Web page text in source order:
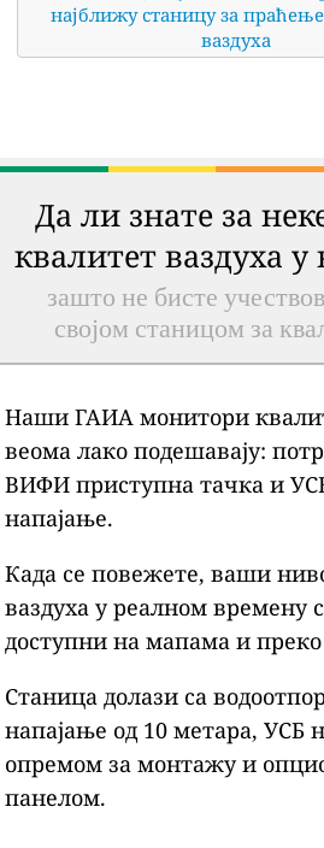
најближу станицу за
ваздуха
Да ли знате за
квалитет ваздуха
зашто не бисте
својом станицом за
Наши ГАИА монитори
веома лако подешавају:
ВИФИ приступна тачка и
напајање.
Када се повежете, ваши
ваздуха у реалном времену
доступни на мапама и
Станица долази са
напајање од 10 метара, УСБ
опремом за монтажу и
панелом.